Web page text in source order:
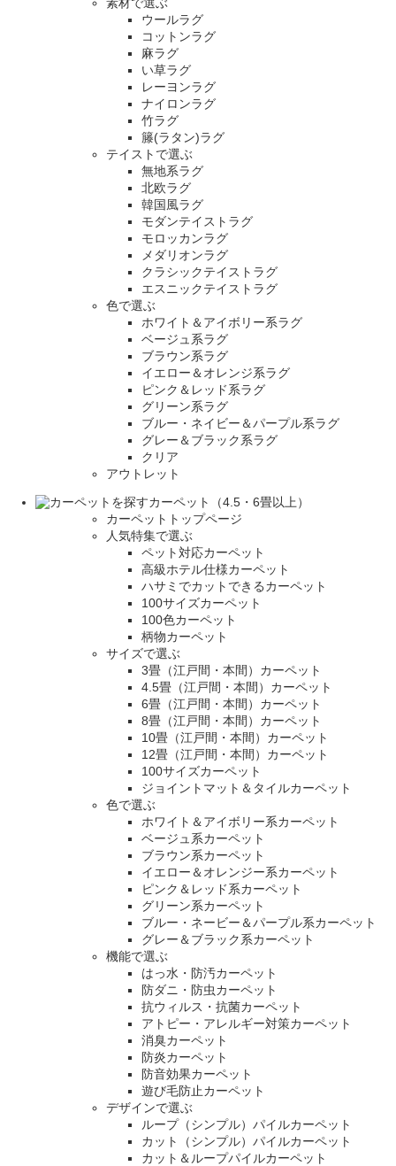
ウールラグ
コットンラグ
麻ラグ
い草ラグ
レーヨンラグ
ナイロンラグ
竹ラグ
籐(ラタン)ラグ
テイストで選ぶ
無地系ラグ
北欧ラグ
韓国風ラグ
モダンテイストラグ
モロッカンラグ
メダリオンラグ
クラシックテイストラグ
エスニックテイストラグ
色で選ぶ
ホワイト＆アイボリー系ラグ
ベージュ系ラグ
ブラウン系ラグ
イエロー＆オレンジ系ラグ
ピンク＆レッド系ラグ
グリーン系ラグ
ブルー・ネイビー＆パープル系ラグ
グレー＆ブラック系ラグ
クリア
アウトレット
カーペット（4.5・6畳以上）
カーペットトップページ
人気特集で選ぶ
ペット対応カーペット
高級ホテル仕様カーペット
ハサミでカットできるカーペット
100サイズカーペット
100色カーペット
柄物カーペット
サイズで選ぶ
3畳（江戸間・本間）カーペット
4.5畳（江戸間・本間）カーペット
6畳（江戸間・本間）カーペット
8畳（江戸間・本間）カーペット
10畳（江戸間・本間）カーペット
12畳（江戸間・本間）カーペット
100サイズカーペット
ジョイントマット＆タイルカーペット
色で選ぶ
ホワイト＆アイボリー系カーペット
ベージュ系カーペット
ブラウン系カーペット
イエロー＆オレンジー系カーペット
ピンク＆レッド系カーペット
グリーン系カーペット
ブルー・ネービー＆パープル系カーペット
グレー＆ブラック系カーペット
機能で選ぶ
はっ水・防汚カーペット
防ダニ・防虫カーペット
抗ウィルス・抗菌カーペット
アトピー・アレルギー対策カーペット
消臭カーペット
防炎カーペット
防音効果カーペット
遊び毛防止カーペット
デザインで選ぶ
ループ（シンプル）パイルカーペット
カット（シンプル）パイルカーペット
カット＆ループパイルカーペット